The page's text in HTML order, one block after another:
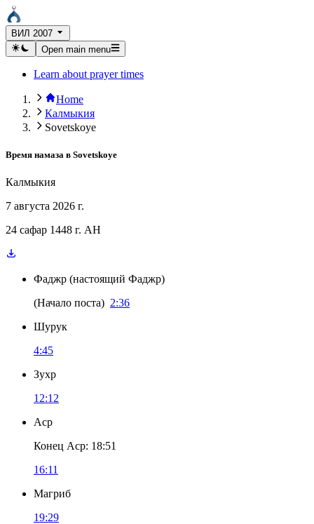
ВИЛ 2007
Open main menu
Learn about prayer times
Home
Калмыкия
Sovetskoye
Время намаза в Sovetskoye
Калмыкия
7 августа 2026 г.
24 сафар 1448 г. AH
Фаджр (настоящий Фаджр)
(Начало поста) 2:36
Шурук
4:45
Зухр
12:12
Аср
Конец Аср: 18:51
16:11
Магриб
19:29